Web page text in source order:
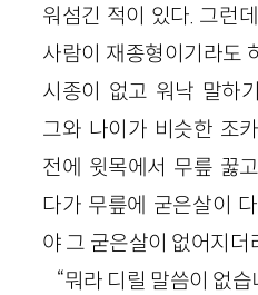
워섬긴 적이 있다. 그런
사람이 재종형이기라도
시종이 없고 워낙 말하
그와 나이가 비슷한 조
전에 윗목에서 무릎 꿇
다가 무릎에 굳은살이
야 그 굳은살이 없어지
“뭐라 디릴 말씀이 없